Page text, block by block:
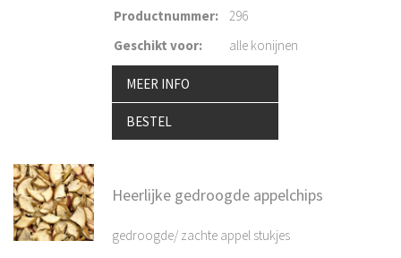
Productnummer:
296
Geschikt voor: alle konijnen
MEER INFO
BESTEL
Heerlijke gedroogde appelchips
gedroogde/ zachte appel stukjes